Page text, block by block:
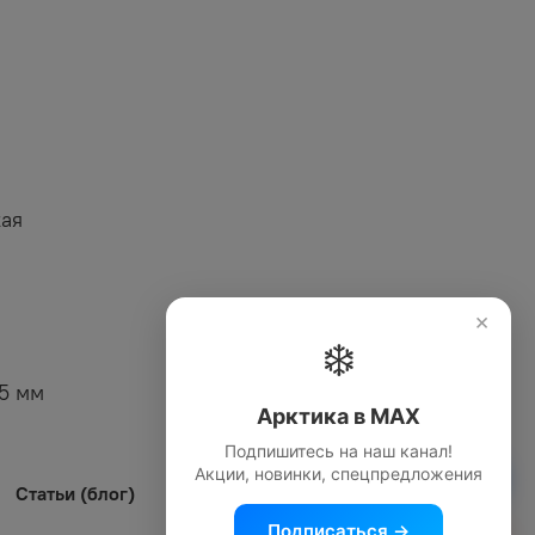
мм
Статьи (блог)
×
❄️
Арктика в MAX
Подпишитесь на наш канал!
Акции, новинки, спецпредложения
MAX Арктика